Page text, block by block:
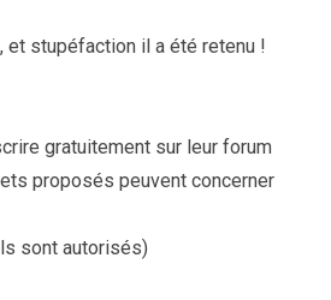
et stupéfaction il a été retenu !
gratuitement sur leur forum
proposés peuvent concerner
sont autorisés)